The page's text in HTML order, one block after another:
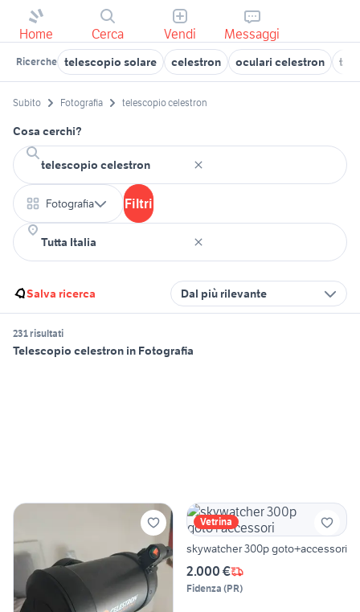
Home Cerca Vendi Messaggi
Ricerche telescopio solare celestron oculari celestron
Subito Fotografia telescopio celestron
Cosa cerchi?
Fotografia Filtri
Salva ricerca Dal più rilevante
231 risultati
Telescopio celestron in Fotografia
Vetrina
skywatcher 300p goto+accessori
2.000 €
Fidenza (PR)